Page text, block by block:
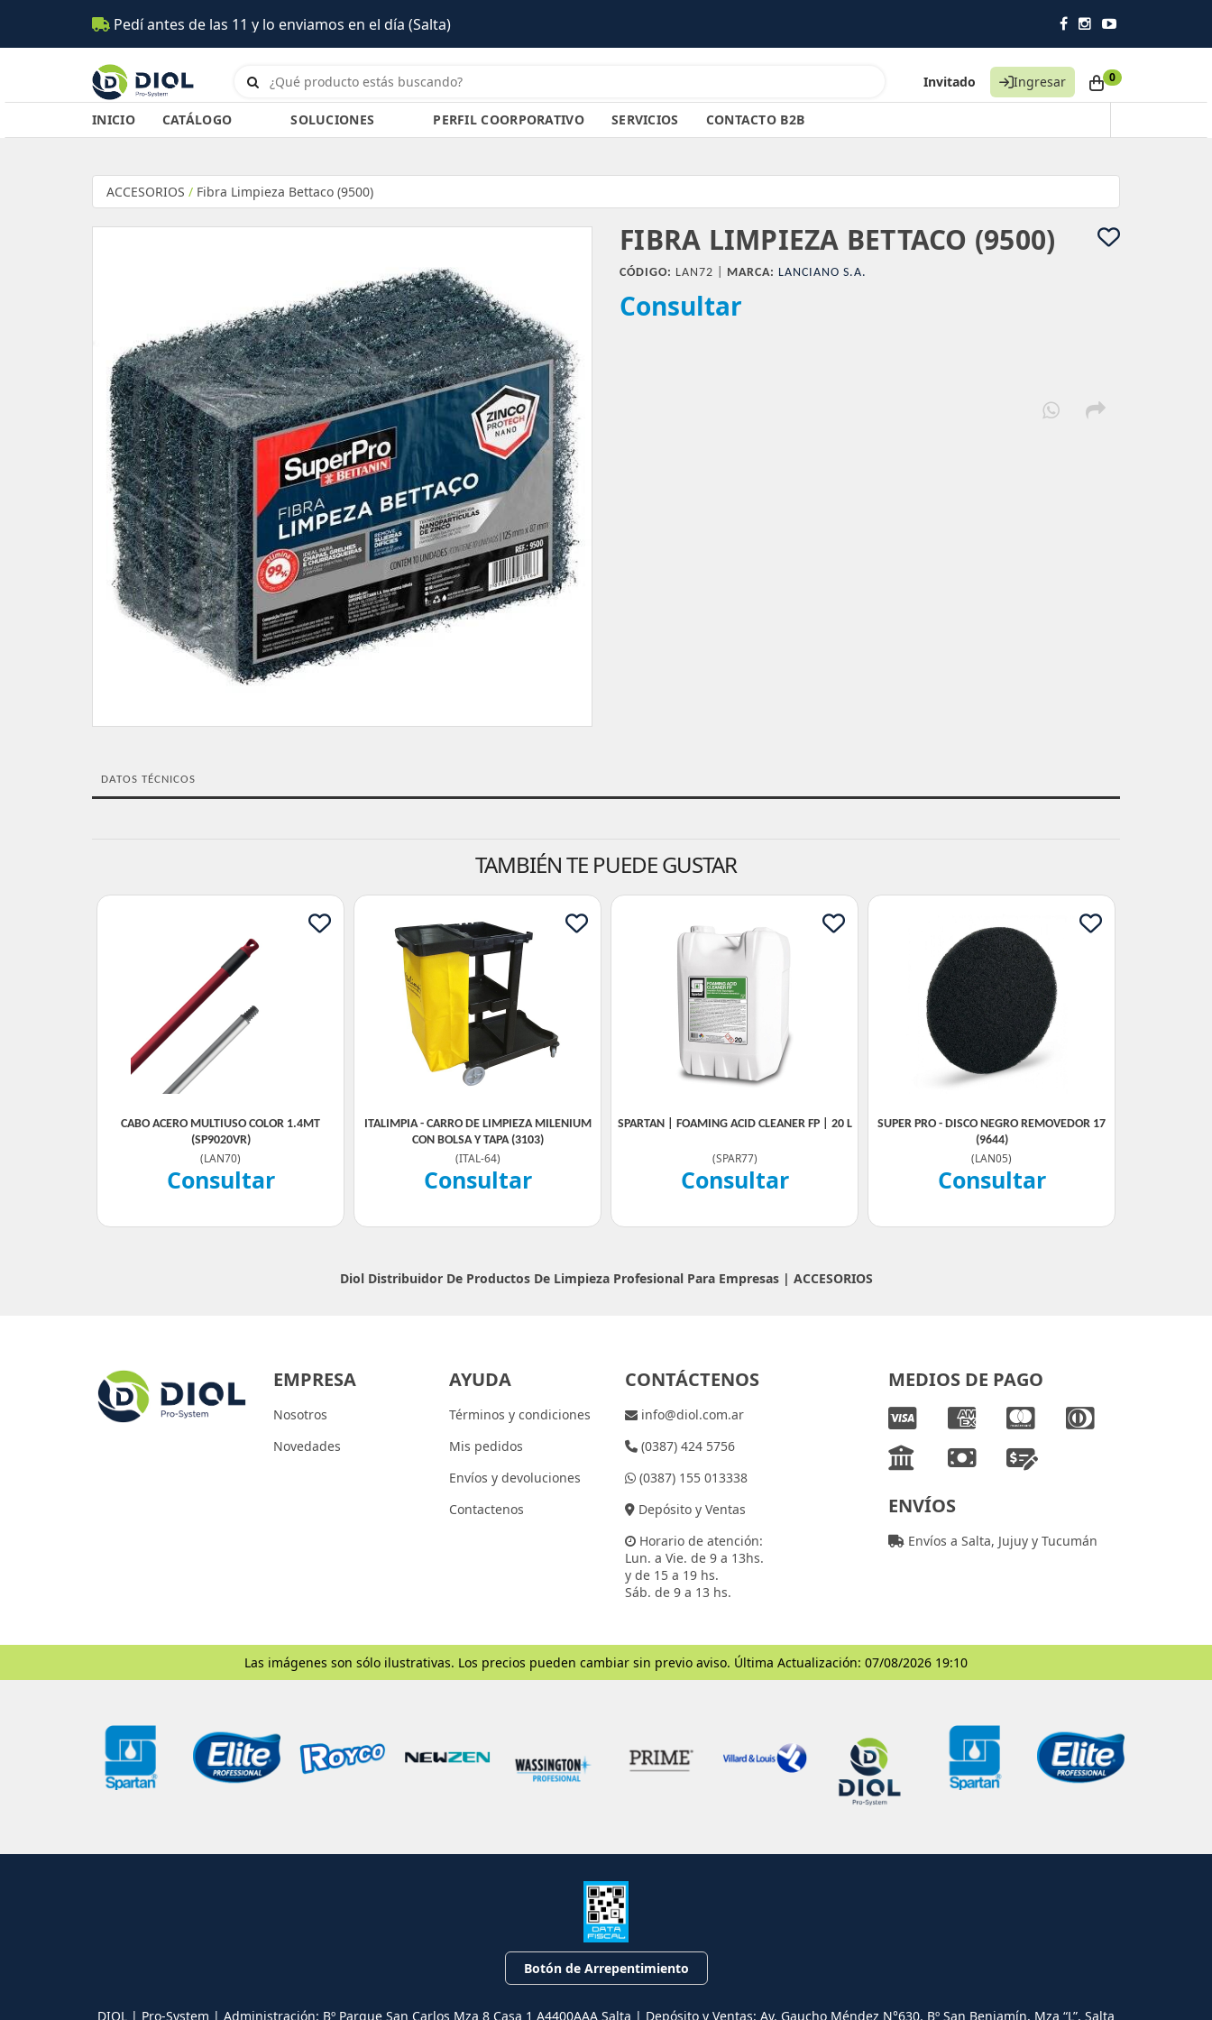
antes de las 11 y lo enviamos en el día (Salta)
Invitado Ingresar 0
INICIO CATÁLOGO SOLUCIONES PERFIL COORPORATIVO SERVICIOS CONTACTO B2B
ACCESORIOS / Fibra Limpieza Bettaco (9500)
FIBRA LIMPIEZA BETTACO (9500)
CÓDIGO: LAN72 | MARCA: LANCIANO S.A.
Consultar
DATOS TÉCNICOS
TAMBIÉN TE PUEDE GUSTAR
CABO ACERO MULTIUSO COLOR 1.4MT
(SP9020VR)
(LAN70)
Consultar
ITALIMPIA - CARRO DE LIMPIEZA MILENIUM
CON BOLSA Y TAPA (3103)
(ITAL-64)
Consultar
SPARTAN | FOAMING ACID CLEANER FP | 20 L
(SPAR77)
Consultar
SUPER PRO - DISCO NEGRO REMOVEDOR 17
(9644)
(LAN05)
Consultar
Diol Distribuidor De Productos De Limpieza Profesional Para Empresas | ACCESORIOS
EMPRESA
Nosotros
Novedades
AYUDA
Términos y condiciones
Mis pedidos
Envíos y devoluciones
Contactenos
CONTÁCTENOS
info@diol.com.ar
(0387) 424 5756
(0387) 155 013338
Depósito y Ventas
Horario de atención:
Lun. a Vie. de 9 a 13hs.
y de 15 a 19 hs.
Sáb. de 9 a 13 hs.
MEDIOS DE PAGO
ENVÍOS
Envíos a Salta, Jujuy y Tucumán
Las imágenes son sólo ilustrativas. Los precios pueden cambiar sin previo aviso. Última Actualización: 07/08/2026 19:10
Botón de Arrepentimiento
DIOL | Pro-System | Administración: Bº Parque San Carlos Mza 8 Casa 1 A4400AAA Salta | Depósito y Ventas: Av. Gaucho Méndez N°630. Bº San Benjamín, Mza “L”, Salta